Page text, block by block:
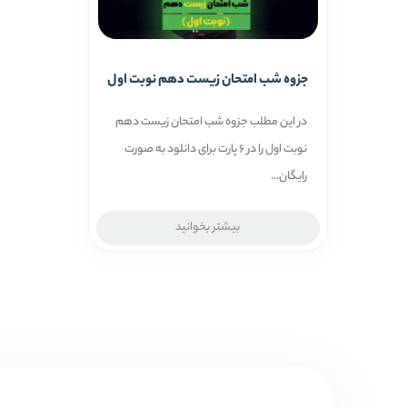
جزوه شب امتحان زیست دهم نوبت اول
در این مطلب جزوه شب امتحان زیست دهم
نوبت اول را در 6 پارت برای دانلود به صورت
رایگان...
بیشتر بخوانید